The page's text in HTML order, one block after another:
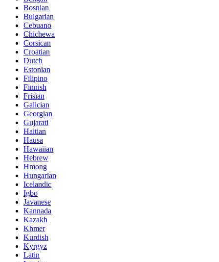
Bosnian
Bulgarian
Cebuano
Chichewa
Corsican
Croatian
Dutch
Estonian
Filipino
Finnish
Frisian
Galician
Georgian
Gujarati
Haitian
Hausa
Hawaiian
Hebrew
Hmong
Hungarian
Icelandic
Igbo
Javanese
Kannada
Kazakh
Khmer
Kurdish
Kyrgyz
Latin